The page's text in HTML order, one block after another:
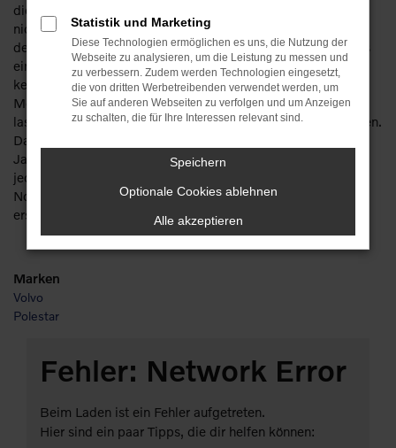
diesem Hersteller machen Sie auch mit einem Gebrauchten
nichts verkehrt. Die Besonderheit liegt in der Langlebigkeit
der Fahrzeuge. Ein Volvo S60 Gebrauchtwagen kann bereits
einige Jahre gefahren worden sein und zeigt immer noch
keinerlei Anzeichen von Ermüdung. Wir bieten Ihnen für Ihre
Mobilität in Nordhausen bevorzugt junge Gebrauchte und
lassen Sie meist in scheckheftgepflegte Fahrzeuge einsteigen.
Da unser Unternehmen mit seiner Tradition von mehr als 110
Jahren auch über mehrere Werkstätten verfügt, checken wir
jeden Volvo S60 Gebrauchtwagen vor dem Verkauf nach
Nordhausen gründlich durch und sorgen für einen
erstklassigen Zustand.
Marken
Volvo
Polestar
Fehler: Network Error
Beim Laden ist ein Fehler aufgetreten.
Hier sind ein paar Tipps, die dir helfen können:
Statistik und Marketing
Diese Technologien ermöglichen es uns, die Nutzung der
Webseite zu analysieren, um die Leistung zu messen und
zu verbessern. Zudem werden Technologien eingesetzt,
die von dritten Werbetreibenden verwendet werden, um
Sie auf anderen Webseiten zu verfolgen und um Anzeigen
zu schalten, die für Ihre Interessen relevant sind.
Speichern
Optionale Cookies ablehnen
Alle akzeptieren